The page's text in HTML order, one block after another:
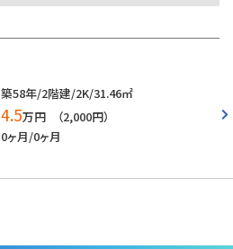
築58年/2階建/2K/31.46㎡
4.5万円 （2,000円）
0ヶ月/0ヶ月